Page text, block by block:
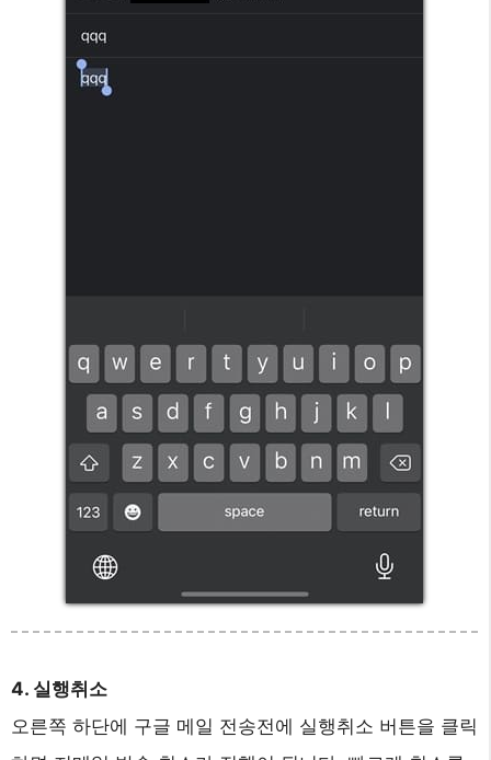
4. 실행취소
오른쪽 하단에 구글 메일 전송전에 실행취소 버튼을 클릭